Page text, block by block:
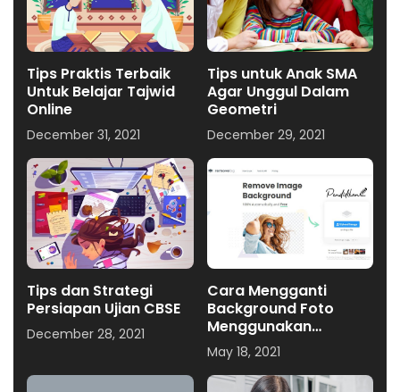
Tips Praktis Terbaik
Untuk Belajar Tajwid
Online
December 31, 2021
Tips untuk Anak SMA
Agar Unggul Dalam
Geometri
December 29, 2021
Tips dan Strategi
Persiapan Ujian CBSE
December 28, 2021
Cara Mengganti
Background Foto
Menggunakan
Handphone
May 18, 2021